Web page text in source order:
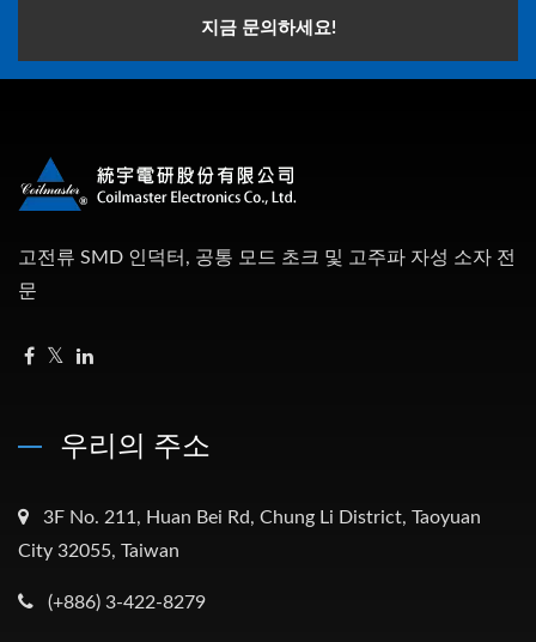
지금 문의하세요!
고전류 SMD 인덕터, 공통 모드 초크 및 고주파 자성 소자 전
문
우리의 주소
3F No. 211, Huan Bei Rd, Chung Li District, Taoyuan
City 32055, Taiwan
(+886) 3-422-8279